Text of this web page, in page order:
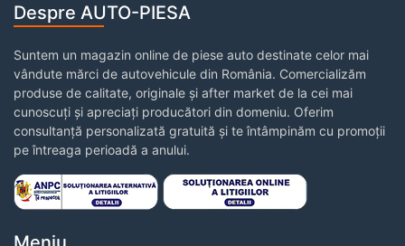
Despre AUTO-PIESA
Suntem un magazin online de piese auto destinate celor mai
vândute mărci de autovehicule din România. Comercializăm
produse de calitate, originale și after market de la cei mai
cunoscuți și apreciați producători din domeniu. Oferim
consultanță personalizată gratuită și te întâmpinăm cu promoții
pe întreaga perioadă a anului.